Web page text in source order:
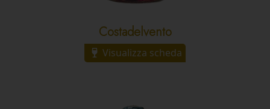
Costadelvento
Visualizza scheda